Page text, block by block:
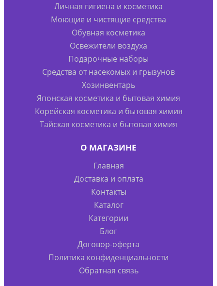
Личная гигиена и косметика
Моющие и чистящие средства
Обувная косметика
Освежители воздуха
Подарочные наборы
Средства от насекомых и грызунов
Хозинвентарь
Японская косметика и бытовая химия
Корейская косметика и бытовая химия
Тайская косметика и бытовая химия
О МАГАЗИНЕ
Главная
Доставка и оплата
Контакты
Каталог
Категории
Блог
Договор-оферта
Политика конфиденциальности
Обратная связь